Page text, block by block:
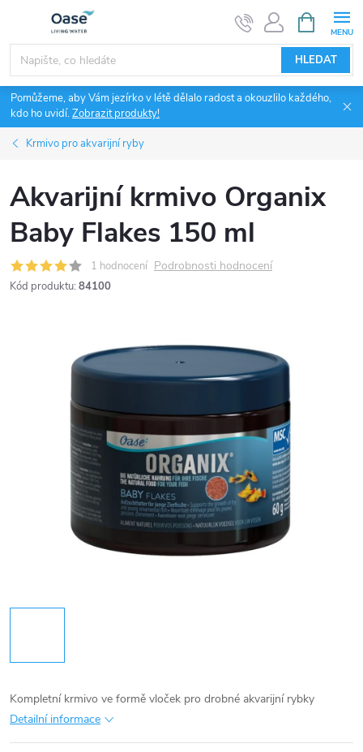
obsah
HLEDAT
NÁKUPNÍ
KOŠÍK
Pomůžeme, aby Vám jezírko v létě dělalo radost a okouzlilo každého,
kdo ho uvidí.Zobrazit produkty!
Krmivo pro akvarijní ryby
Akvarijní krmivo Organix
Baby Flakes 150 ml
1 hodnocení Podrobnosti hodnocení
Kód produktu: 84100
Kompletní krmivo ve formě vloček pro drobné akvarijní rybky
Detailní informace